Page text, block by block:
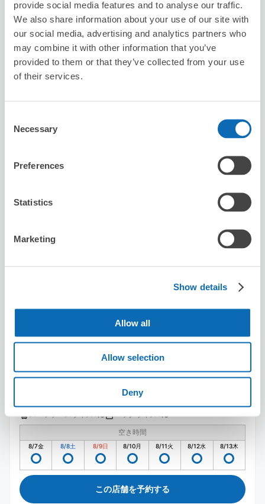
provide social media features and to analyse our traffic.
We also share information about your use of our site with
our social media, advertising and analytics partners who
may combine it with other information that you’ve
provided to them or that they’ve collected from your use
of their services.
Selection
Necessary
Preferences
Statistics
Marketing
Show details
Allow all
Allow selection
Deny
預ける際店員さんが手順を分からなかったみたいでその場
でチェックインができずとりあえず荷物だけ預けました。
しばらくしてチェックインされました。チェックアウトの
際は、ベテラン店員さんがスピーディーに対応してくれま
した。便利で良かったです。
保管できる荷物数
8/13木
スーツケースサイズ:10 バッグサイズ:10
空き時間
8/7金 8/8土 8/9日 8/10月 8/11火 8/12水 8/13木
この店舗を予約する